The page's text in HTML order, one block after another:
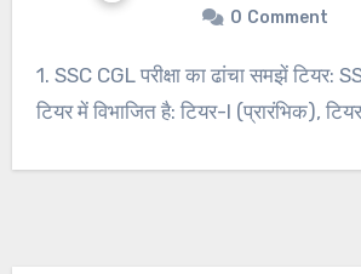
0 Comment
1. SSC CGL परीक्षा का ढांचा समझें टियर: SSC CGL परीक्षा 4
टियर में विभाजित है: टियर-I (प्रारंभिक),